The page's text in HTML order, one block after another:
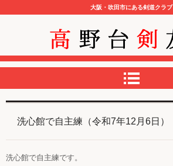
高野台剣友会
大阪・吹田市にある剣道クラブ
洗心館で自主練（令和7年12月6日）
洗心館で自主練です。